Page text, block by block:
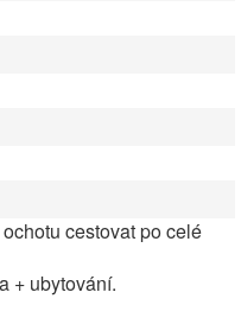
cestovat po celé
+ ubytování.